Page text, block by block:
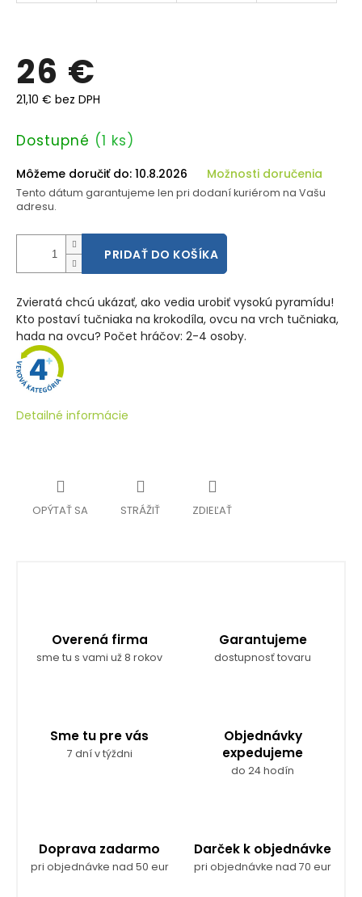
26 €
21,10 € bez DPH
Jednotková
Dostupné (1 ks)
Môžeme doručiť do: 10.8.2026 Možnosti doručenia
Tento dátum garantujeme len pri dodaní kuriérom na Vašu
adresu.
PRIDAŤ DO KOŠÍKA
Zvieratá chcú ukázať, ako vedia urobiť vysokú pyramídu!
Kto postaví tučniaka na krokodíla, ovcu na vrch tučniaka,
hada na ovcu? Počet hráčov: 2-4 osoby.
Detailné informácie
OPÝTAŤ SA STRÁŽIŤ ZDIEĽAŤ
Overená firma
sme tu s vami už 8 rokov
Garantujeme
dostupnosť tovaru
Sme tu pre vás
7 dní v týždni
Objednávky
expedujeme
do 24 hodín
Doprava zadarmo
pri objednávke nad 50 eur
Darček k objednávke
pri objednávke nad 70 eur